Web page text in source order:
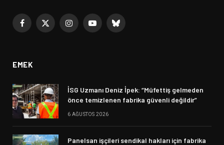
Facebook
X
InstagramYouTubeBluesky
EMEK
İSG Uzmanı Deniz İpek: “Müfettiş gelmeden
önce temizlenen fabrika güvenli değildir”
6 AĞUSTOS 2026
Panelsan işçileri sendikal hakları için fabrika